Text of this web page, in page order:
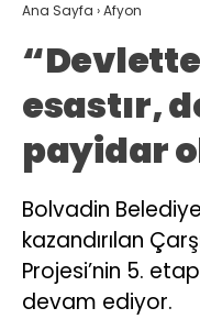
Ana Sayfa ›Afyon
esastır,
payidar
Bolvadin
kazandırılan
Projesi’nin 5.
devam ediyor.